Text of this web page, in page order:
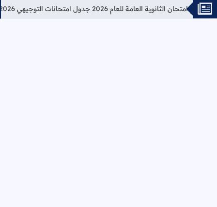
الثانوية العامة للعام 2026 جدول امتحانات التوجيهي 2026